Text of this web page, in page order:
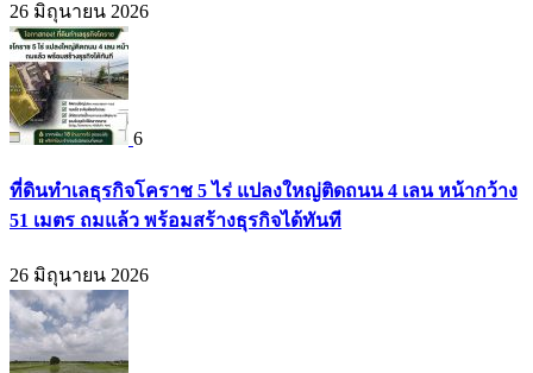
26 มิถุนายน 2026
6
ที่ดินทำเลธุรกิจโคราช 5 ไร่ แปลงใหญ่ติดถนน 4 เลน หน้ากว้าง
51 เมตร ถมแล้ว พร้อมสร้างธุรกิจได้ทันที
26 มิถุนายน 2026